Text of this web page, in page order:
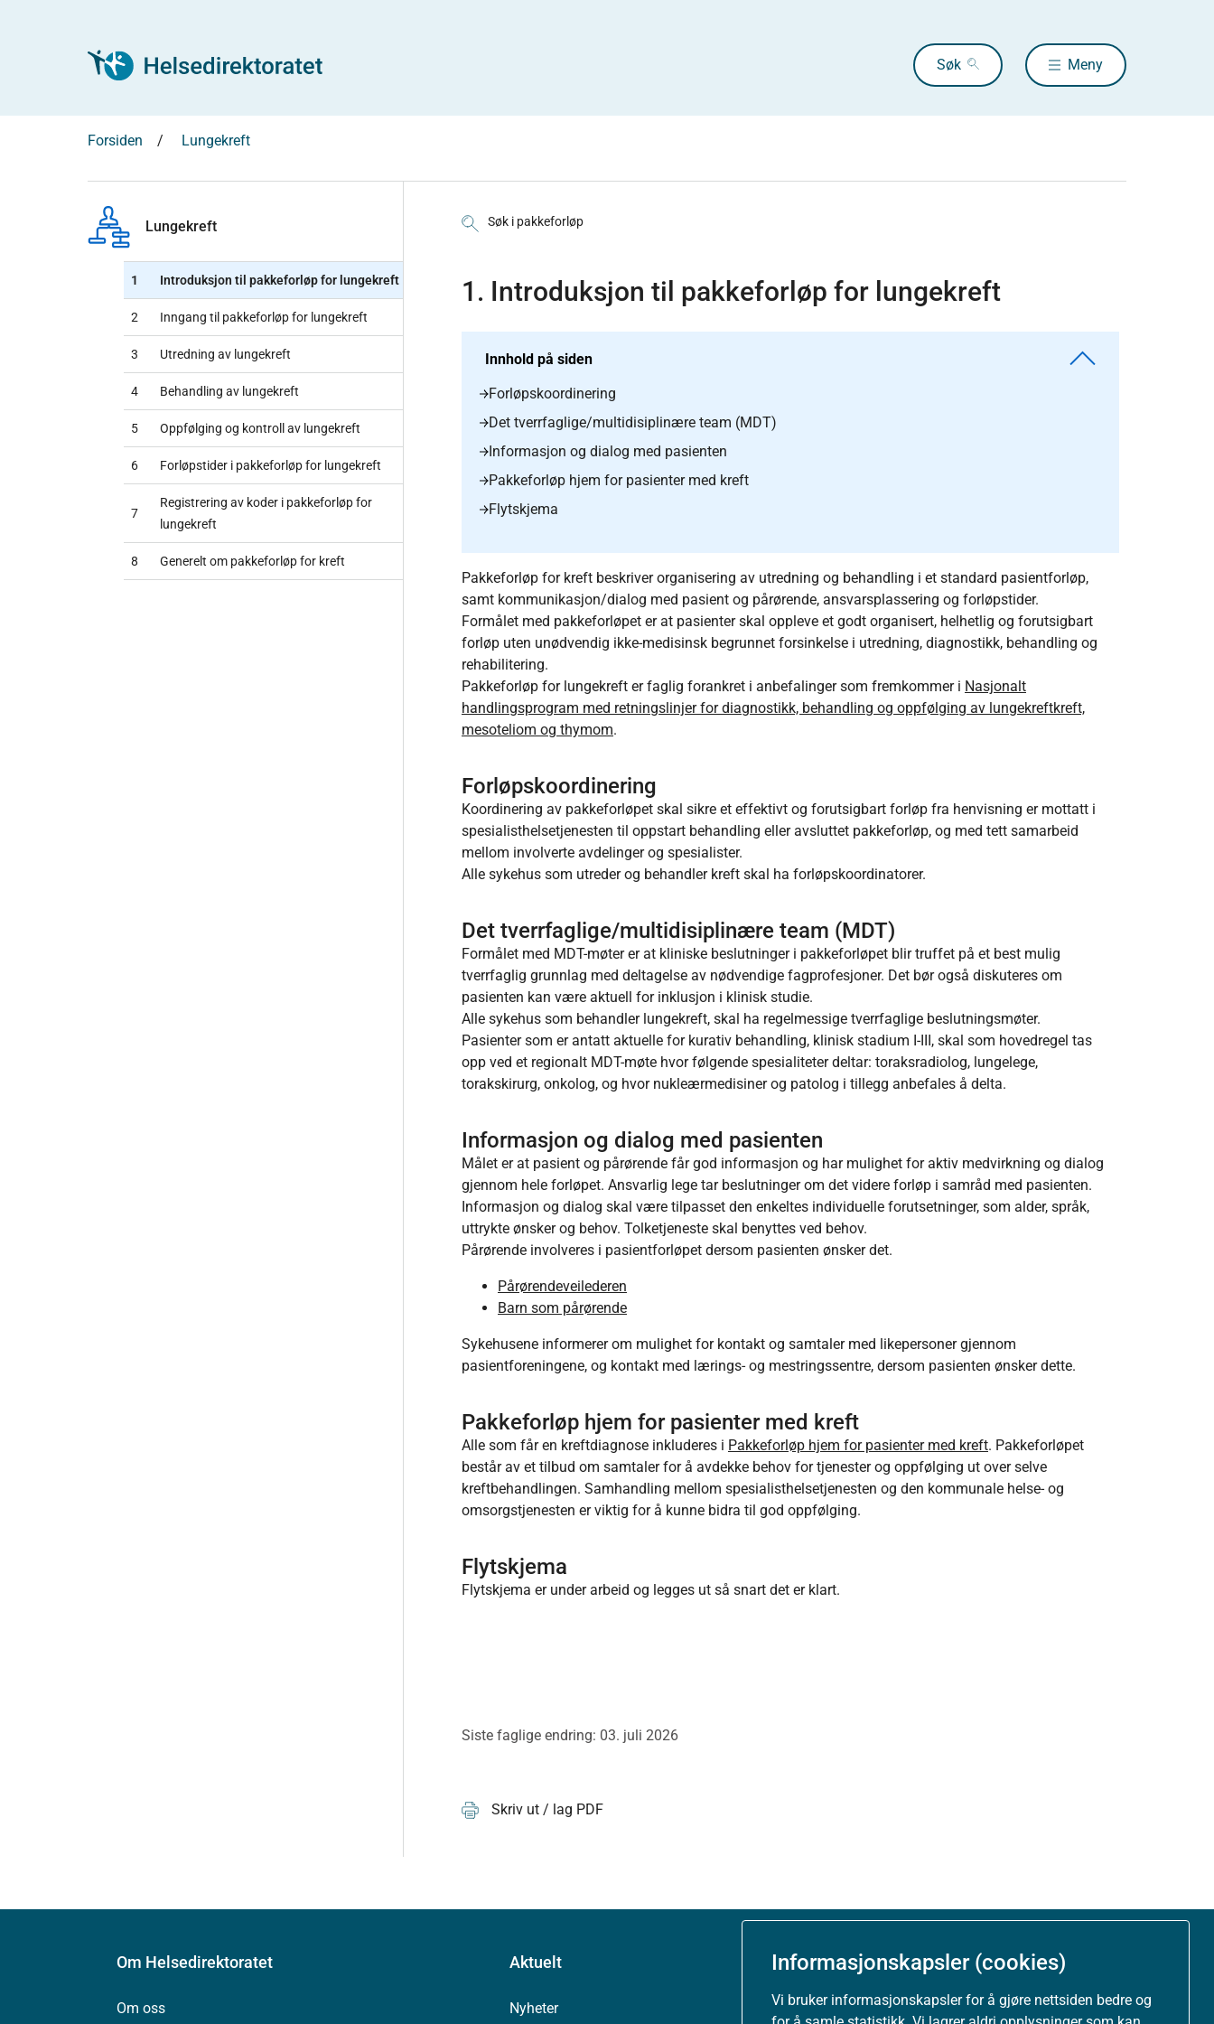
Informasjonskapsler (cookies)
Vi bruker informasjonskapsler for å gjøre nettsiden bedre og
Søk Meny
Forsiden Lungekreft
Lungekreft
1 Introduksjon til pakkeforløp for lungekreft
2 Inngang til pakkeforløp for lungekreft
3 Utredning av lungekreft
4 Behandling av lungekreft
5 Oppfølging og kontroll av lungekreft
6 Forløpstider i pakkeforløp for lungekreft
7
Registrering av koder i pakkeforløp for
lungekreft
8 Generelt om pakkeforløp for kreft
Søk i pakkeforløp
1. Introduksjon til pakkeforløp for lungekreft
Innhold på siden
Forløpskoordinering
Det tverrfaglige/multidisiplinære team (MDT)
Informasjon og dialog med pasienten
Pakkeforløp hjem for pasienter med kreft
Flytskjema
Pakkeforløp for kreft beskriver organisering av utredning og behandling i et standard pasientforløp,
samt kommunikasjon/dialog med pasient og pårørende, ansvarsplassering og forløpstider.
Formålet med pakkeforløpet er at pasienter skal oppleve et godt organisert, helhetlig og forutsigbart
forløp uten unødvendig ikke-medisinsk begrunnet forsinkelse i utredning, diagnostikk, behandling og
rehabilitering.
Pakkeforløp for lungekreft er faglig forankret i anbefalinger som fremkommer i Nasjonalt
handlingsprogram med retningslinjer for diagnostikk, behandling og oppfølging av lungekreftkreft,
mesoteliom og thymom.
Forløpskoordinering
Koordinering av pakkeforløpet skal sikre et effektivt og forutsigbart forløp fra henvisning er mottatt i
spesialisthelsetjenesten til oppstart behandling eller avsluttet pakkeforløp, og med tett samarbeid
mellom involverte avdelinger og spesialister.
Alle sykehus som utreder og behandler kreft skal ha forløpskoordinatorer.
Det tverrfaglige/multidisiplinære team (MDT)
Formålet med MDT-møter er at kliniske beslutninger i pakkeforløpet blir truffet på et best mulig
tverrfaglig grunnlag med deltagelse av nødvendige fagprofesjoner. Det bør også diskuteres om
pasienten kan være aktuell for inklusjon i klinisk studie.
Alle sykehus som behandler lungekreft, skal ha regelmessige tverrfaglige beslutningsmøter.
Pasienter som er antatt aktuelle for kurativ behandling, klinisk stadium I-III, skal som hovedregel tas
opp ved et regionalt MDT-møte hvor følgende spesialiteter deltar: toraksradiolog, lungelege,
torakskirurg, onkolog, og hvor nukleærmedisiner og patolog i tillegg anbefales å delta.
Informasjon og dialog med pasienten
Målet er at pasient og pårørende får god informasjon og har mulighet for aktiv medvirkning og dialog
gjennom hele forløpet. Ansvarlig lege tar beslutninger om det videre forløp i samråd med pasienten.
Informasjon og dialog skal være tilpasset den enkeltes individuelle forutsetninger, som alder, språk,
uttrykte ønsker og behov. Tolketjeneste skal benyttes ved behov.
Pårørende involveres i pasientforløpet dersom pasienten ønsker det.
Pårørendeveilederen
Barn som pårørende
Sykehusene informerer om mulighet for kontakt og samtaler med likepersoner gjennom
pasientforeningene, og kontakt med lærings- og mestringssentre, dersom pasienten ønsker dette.
Pakkeforløp hjem for pasienter med kreft
Alle som får en kreftdiagnose inkluderes i Pakkeforløp hjem for pasienter med kreft. Pakkeforløpet
består av et tilbud om samtaler for å avdekke behov for tjenester og oppfølging ut over selve
kreftbehandlingen. Samhandling mellom spesialisthelsetjenesten og den kommunale helse- og
omsorgstjenesten er viktig for å kunne bidra til god oppfølging.
Flytskjema
Flytskjema er under arbeid og legges ut så snart det er klart.
Siste faglige endring: 03. juli 2026
Skriv ut / lag PDF
Om Helsedirektoratet
Om oss
Aktuelt
Nyheter
Om nettstedet
Personvernerklæring